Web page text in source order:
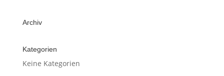
Archiv
Kategorien
Keine Kategorien